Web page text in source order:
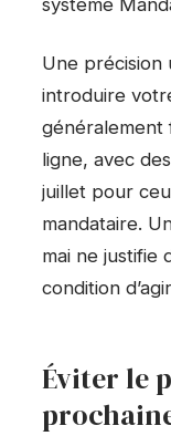
système
Une précision
introduire
généralement
ligne, avec
juillet pour
mandataire.
mai ne justifie
condition
Éviter le